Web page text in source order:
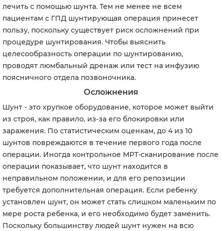
лечить с помощью шунта. Тем не менее не всем
пациентам с ГПД шунтирующая операция принесет
пользу, поскольку существует риск осложнений при
процедуре шунтирования. Чтобы выяснить
целесообразность операции по шунтированию,
проводят люмбальный дренаж или тест на инфузию
поясничного отдела позвоночника.
Осложнения
Шунт - это хрупкое оборудование, которое может выйти
из строя, как правило, из-за его блокировки или
заражения. По статистическим оценкам, до 4 из 10
шунтов повреждаются в течение первого года после
операции. Иногда контрольное МРТ-сканирование после
операции показывает, что шунт находится в
неправильном положении, и для его репозиции
требуется дополнительная операция. Если ребенку
установлен шунт, он может стать слишком маленьким по
мере роста ребенка, и его необходимо будет заменить.
Поскольку большинству людей шунт нужен на всю